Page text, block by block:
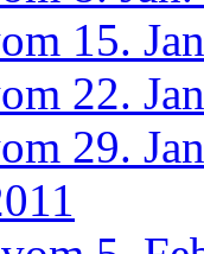
15.
22.
29.